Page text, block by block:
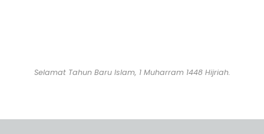
Selamat Tahun Baru Islam, 1 Muharram 1448 Hijriah.